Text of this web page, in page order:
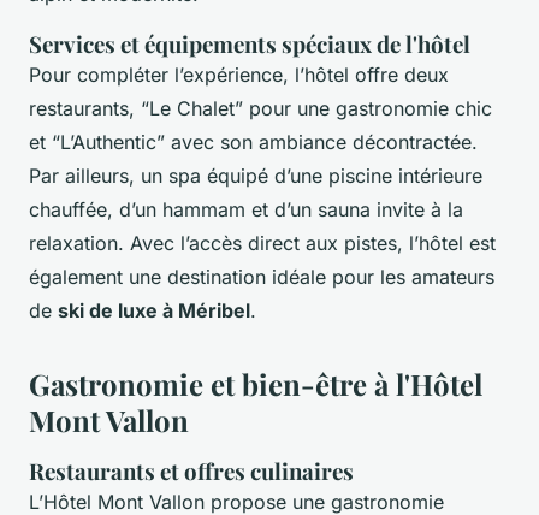
Services et équipements spéciaux de l'hôtel
Pour compléter l’expérience, l’hôtel offre deux
restaurants, “Le Chalet” pour une gastronomie chic
et “L’Authentic” avec son ambiance décontractée.
Par ailleurs, un spa équipé d’une piscine intérieure
chauffée, d’un hammam et d’un sauna invite à la
relaxation. Avec l’accès direct aux pistes, l’hôtel est
également une destination idéale pour les amateurs
de ski de luxe à Méribel.
Gastronomie et bien-être à l'Hôtel
Mont Vallon
Restaurants et offres culinaires
L’Hôtel Mont Vallon propose une gastronomie